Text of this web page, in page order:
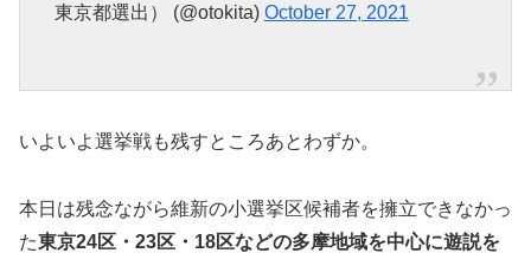
東京都選出） (@otokita) October 27, 2021
いよいよ選挙戦も残すところあとわずか。
本日は残念ながら維新の小選挙区候補者を擁立できなかっ
た東京24区・23区・18区などの多摩地域を中心に遊説を